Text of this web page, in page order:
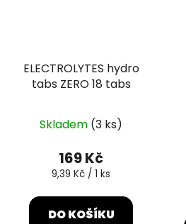
ELECTROLYTES hydro
tabs ZERO 18 tabs
Skladem (3 ks)
169 Kč
Měrná
9,39 Kč / 1 ks
DO KOŠÍKU